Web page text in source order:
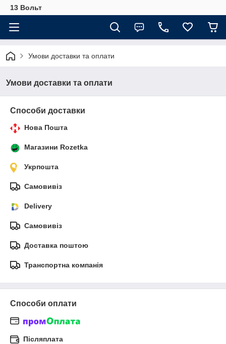
13 Вольт
Умови доставки та оплати
Умови доставки та оплати
Способи доставки
Нова Пошта
Магазини Rozetka
Укрпошта
Самовивіз
Delivery
Самовивіз
Доставка поштою
Транспортна компанія
Способи оплати
Післяплата